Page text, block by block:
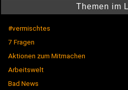
Themen im
#vermischtes
7 Fragen
Aktionen zum Mitmachen
Arbeitswelt
Bad News